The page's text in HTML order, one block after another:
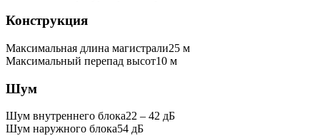
Конструкция
Максимальная длина магистрали25 м
Максимальный перепад высот10 м
Шум
Шум внутреннего блока22 ‒ 42 дБ
Шум наружного блока54 дБ